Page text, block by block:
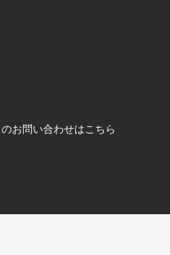
お問い合わせはこちら